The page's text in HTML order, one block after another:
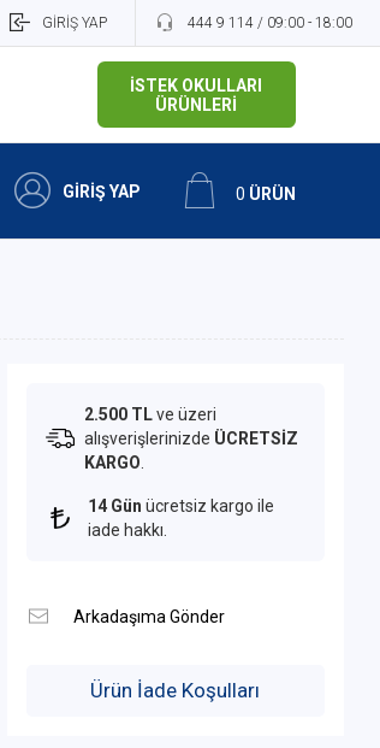
GİRİŞ YAP 444 9 114 / 09:00 - 18:00
İSTEK OKULLARI
ÜRÜNLERİ
GİRİŞ YAP 0 ÜRÜN
2.500 TLve üzeri
alışverişlerinizde ÜCRETSİZ
KARGO
14 Gün ücretsiz kargo ile
iade hakkı.
Ürün İade Koşulları